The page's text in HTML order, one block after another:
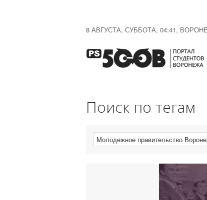
8 АВГУСТА, СУББОТА, 04:41,
Поиск по тегам